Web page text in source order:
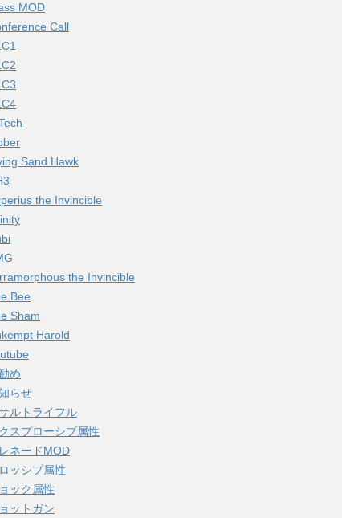
MOD
Call
Sand Hawk
the Invincible
the Invincible
Bee
Sham
Harold
め
らせ
ルトライフル
スプローシブ属性
ネードMOD
ッシプ属性
ック属性
ットガン